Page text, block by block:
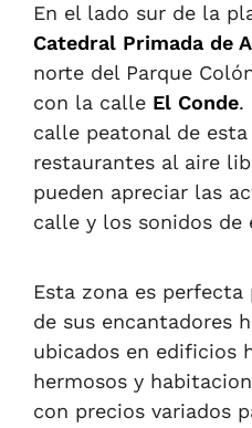
En el lado sur de la
Catedral Primada de
norte del Parque
con la calle El Conde.
calle peatonal de
restaurantes al aire
pueden apreciar las
calle y los sonidos de
Esta zona es perfecta
de sus encantadores
ubicados en edificios
hermosos y
con precios variados